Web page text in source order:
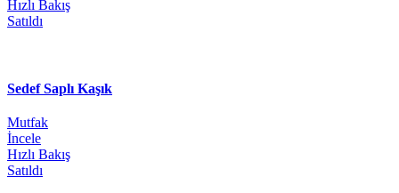
Hızlı Bakış
Satıldı
Sedef Saplı Kaşık
Mutfak
İncele
Hızlı Bakış
Satıldı